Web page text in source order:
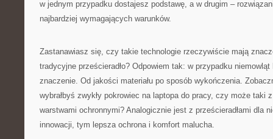
w jednym przypadku dostajesz podstawę, a w drugim –
najbardziej wymagających warunków.
Zastanawiasz się, czy takie technologie rzeczywiście mają
tradycyjne prześcieradło? Odpowiem tak: w przypadku niemowląt
znaczenie. Od jakości materiału po sposób wykończenia.
wybrałbyś zwykły pokrowiec na laptopa do pracy, czy może taki
warstwami ochronnymi? Analogicznie jest z prześcieradłami dla
innowacji, tym lepsza ochrona i komfort malucha.